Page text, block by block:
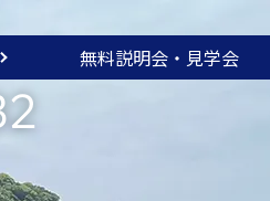
無料説明会・ 見学会